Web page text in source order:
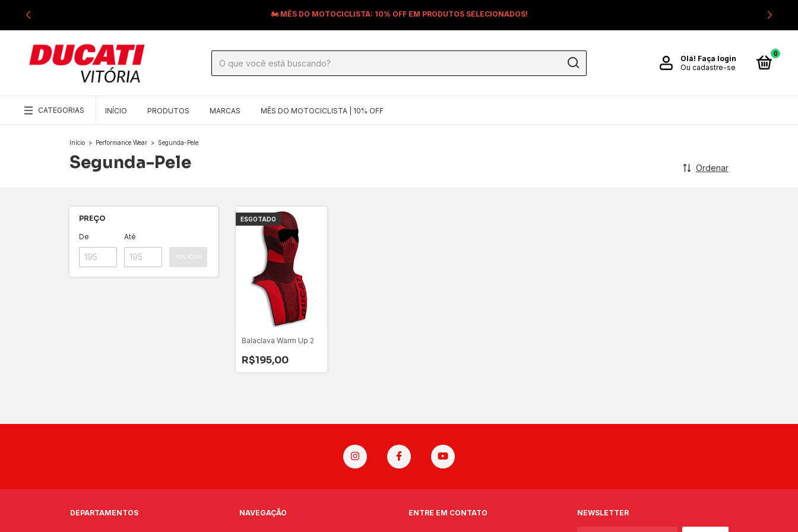
🏍️ MÊS DO MOTOCICLISTA: 10% OFF EM PRODUTOS SELECIONADOS!
Olá! Faça login
Ou cadastre-se
0
CATEGORIAS INÍCIO PRODUTOS MARCAS MÊS DO MOTOCICLISTA | 10% OFF
Início > Performance Wear > Segunda-Pele
Segunda-Pele Ordenar
PREÇO
De Até
ESGOTADO
Balaclava Warm Up 2
R$195,00
DEPARTAMENTOS NAVEGAÇÃO ENTRE EM CONTATO NEWSLETTER